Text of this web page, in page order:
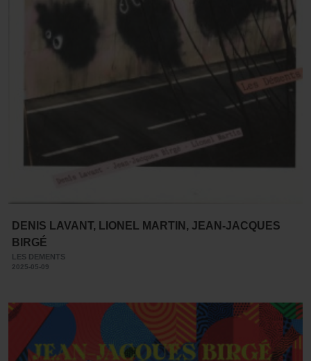
DENIS LAVANT, LIONEL MARTIN, JEAN-JACQUES
BIRGÉ
LES DEMENTS
2025-05-09